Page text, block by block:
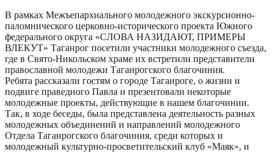
В рамках Межъепархиального молодежного экскурсионно-
паломнического церковно-исторического проекта Южного
федерального округа «СЛОВА НАЗИДАЮТ, ПРИМЕРЫ
ВЛЕКУТ» Таганрог посетили участники молодежного съезда,
где в Свято-Никольском храме их встретили представители
православной молодежи Таганрогского благочиния.
Ребята рассказали гостям о городе Таганроге, о жизни и
подвиге праведного Павла и презентовали некоторые
молодежные проекты, действующие в нашем благочинии.
Так, в ходе беседы, была представлена деятельность разных
молодежных объединений и направлений молодежного
Отдела Таганрогского благочиния, среди которых и
молодежный культурно-просветительский клуб «Маяк», и